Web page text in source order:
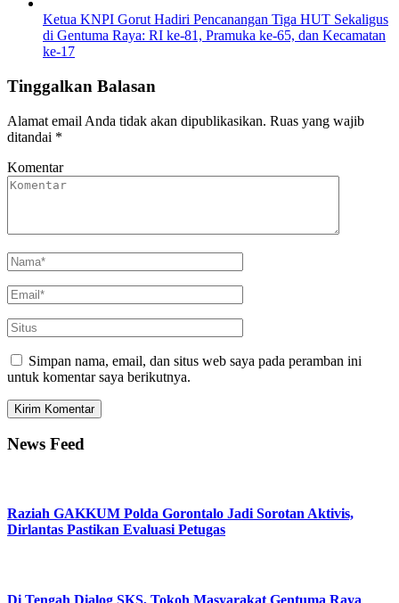
Ketua KNPI Gorut Hadiri Pencanangan Tiga HUT Sekaligus
di Gentuma Raya: RI ke-81, Pramuka ke-65, dan Kecamatan
ke-17
Tinggalkan Balasan
Alamat email Anda tidak akan dipublikasikan. Ruas yang wajib
ditandai *
Komentar
Simpan nama, email, dan situs web saya pada peramban ini
untuk komentar saya berikutnya.
News Feed
Raziah GAKKUM Polda Gorontalo Jadi Sorotan Aktivis,
Dirlantas Pastikan Evaluasi Petugas
Di Tengah Dialog SKS, Tokoh Masyarakat Gentuma Raya